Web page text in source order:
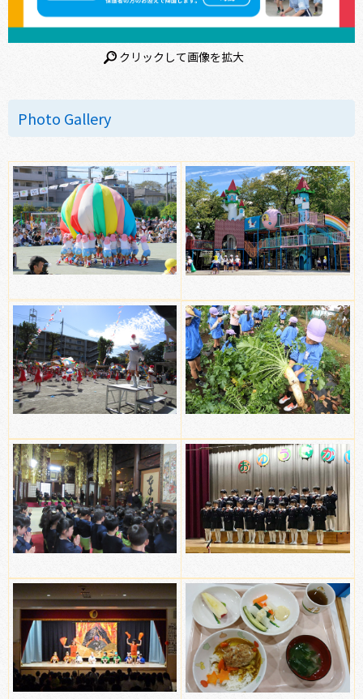
クリックして画像を拡大
Photo Gallery